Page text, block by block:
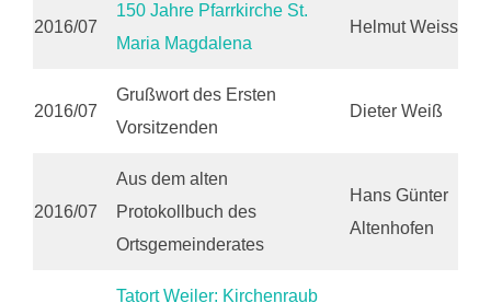
2016/07
150 Jahre Pfarrkirche St.
Maria Magdalena
Helmut Weiss
2016/07
Grußwort des Ersten
Vorsitzenden
Dieter Weiß
2016/07
Aus dem alten
Protokollbuch des
Ortsgemeinderates
Hans Günter
Altenhofen
Tatort Weiler: Kirchenraub